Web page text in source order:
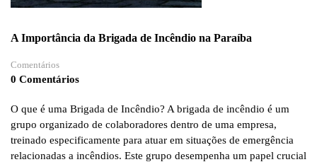
A Importância da Brigada de Incêndio na Paraíba
Comentários
0 Comentários
O que é uma Brigada de Incêndio? A brigada de incêndio é um
grupo organizado de colaboradores dentro de uma empresa,
treinado especificamente para atuar em situações de emergência
relacionadas a incêndios. Este grupo desempenha um papel crucial